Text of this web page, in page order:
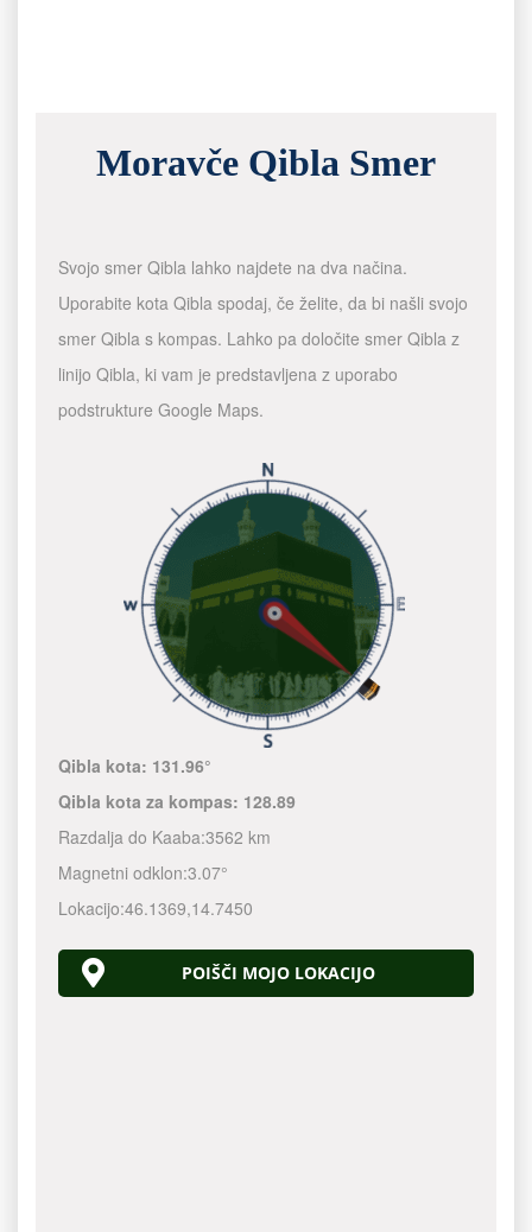
Moravče Qibla Smer
Svojo smer Qibla lahko najdete na dva načina.
Uporabite kota Qibla spodaj, če želite, da bi našli svojo
smer Qibla s kompas. Lahko pa določite smer Qibla z
linijo Qibla, ki vam je predstavljena z uporabo
podstrukture Google Maps.
Qibla kota: 131.96°
Qibla kota za kompas: 128.89
Razdalja do Kaaba:3562 km
Magnetni odklon:3.07°
Lokacijo:46.1369,14.7450
POIŠČI MOJO LOKACIJO